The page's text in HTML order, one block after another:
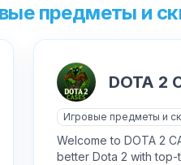
Как добавить бота?
предметы и
DOTA 2
Игровые предметы и
Welcome to DOTA 2
better Dota 2 with top-